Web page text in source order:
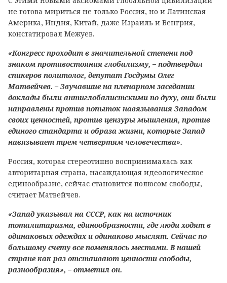
не готова мириться не только Россия, но и Латинская
Америка, Индия, Китай, даже Израиль и Венгрия,
констатировал Межуев.
«Конгресс проходит в значительной степени под
знаком противостояния глобализму, – подтвердил
спикеров политолог, депутат Госдумы Олег
Матвейчев. – Звучавшие на пленарном заседании
доклады были антиглобалистскими по духу, они были
направлены против попыток навязывания Западом
своих ценностей, против цензуры мышления, против
единого стандарта и образа жизни, которые Запад
навязывает трем четвертям человечества».
Россия, которая стереотипно воспринималась как
авторитарная страна, насаждающая идеологическое
единообразие, сейчас становится полюсом свободы,
считает Матвейчев.
«Запад указывал на СССР, как на источник
тоталитаризма, единообразности, где люди ходят в
одинаковых одеждах и одинаково мыслят. Сейчас по
большому счету все поменялось местами. В нашей
стране как раз отстаивают ценности свободы,
разнообразия», – отметил он.